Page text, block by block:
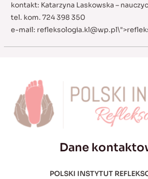
kontakt: Katarzyna Laskowska –
tel. kom. 724 398 350
e-mail: refleksologia.kl@wp.pl\">
Dane
POLSKI INSTYTUT